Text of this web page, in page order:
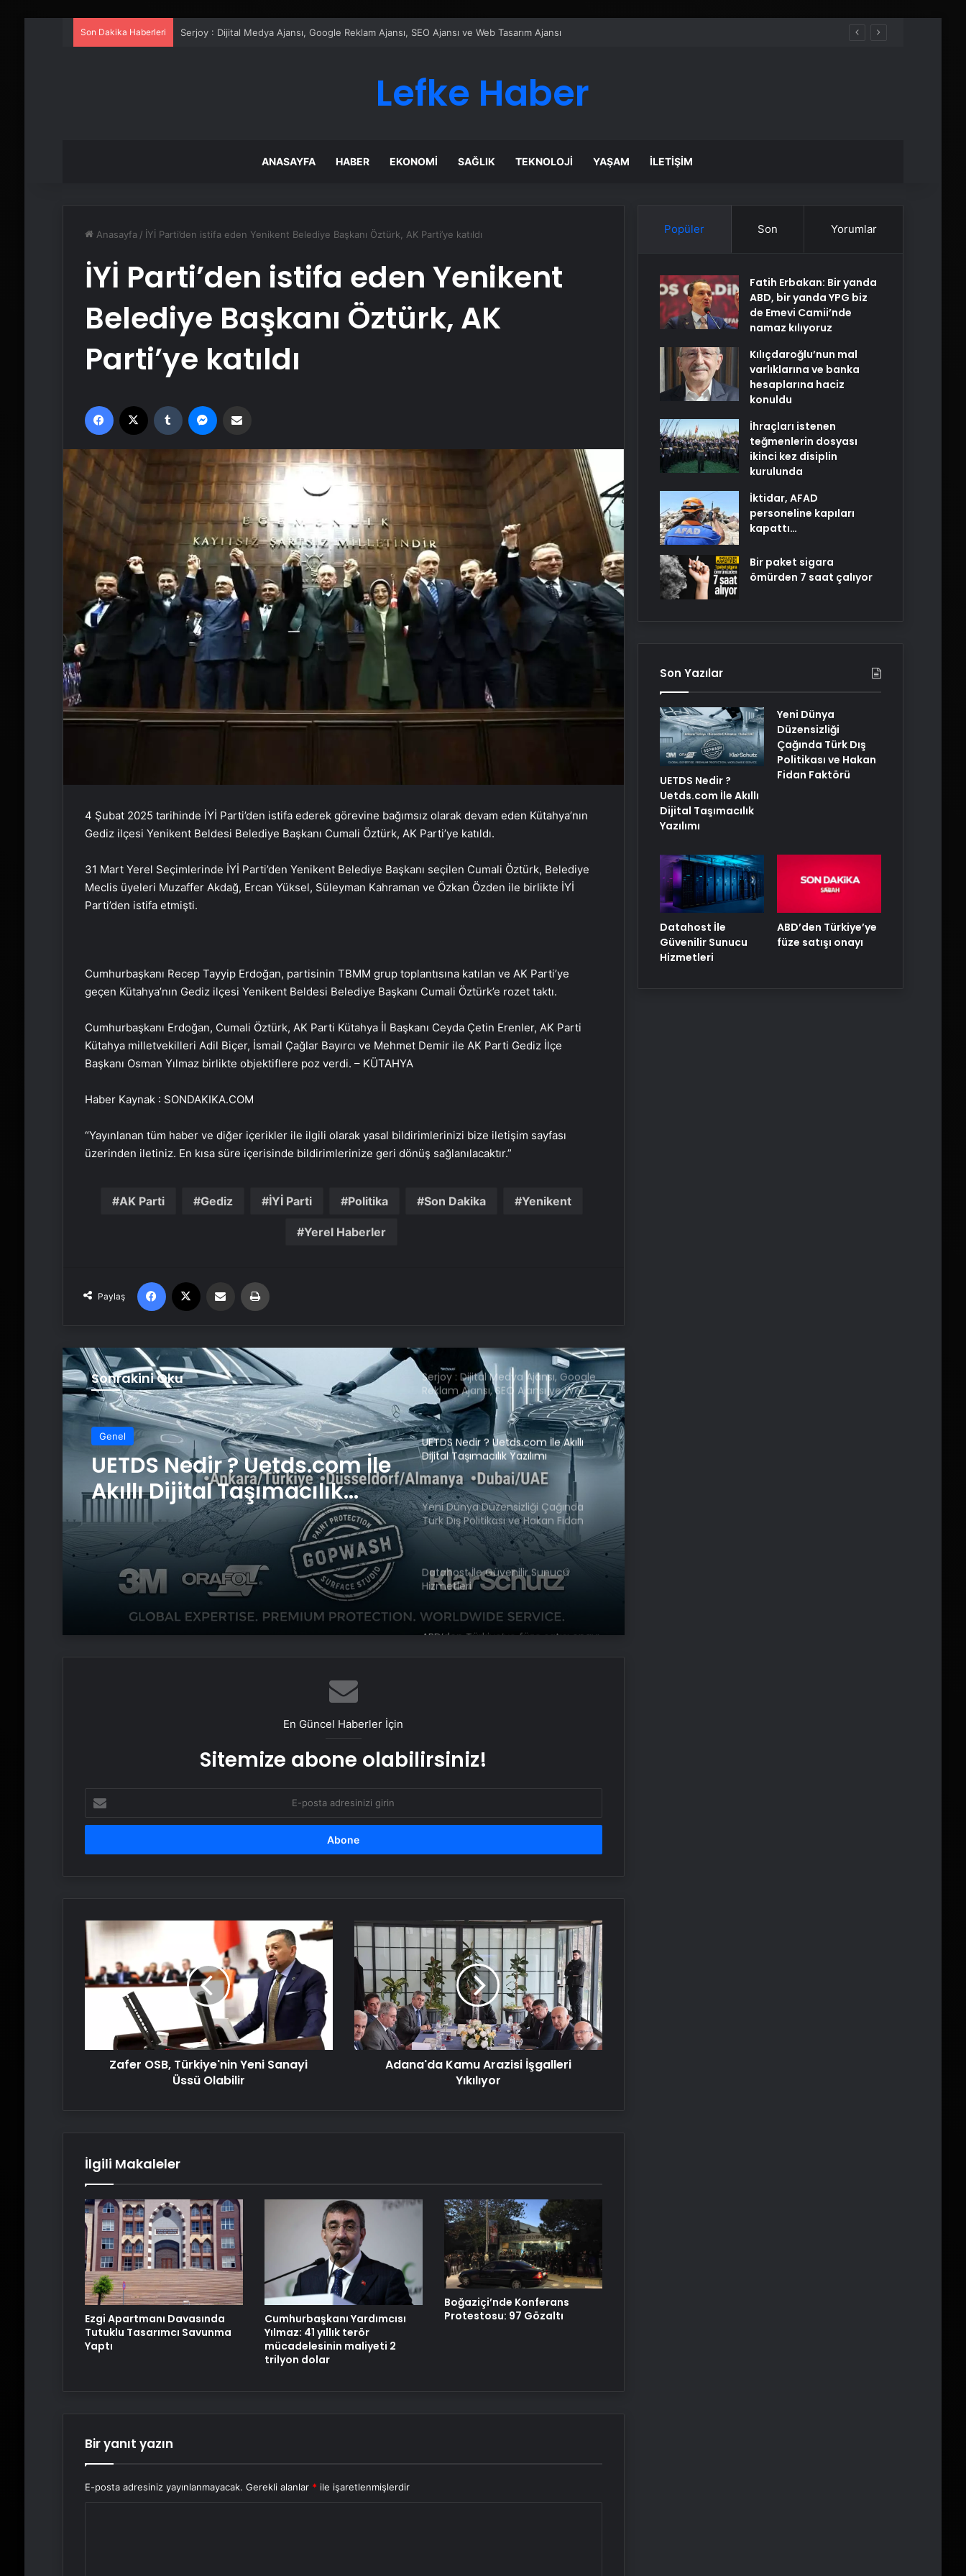
Son Dakika Haberleri UETDS Nedir ? Uetds.com İle Akıllı Dijital Taşımacılık Yazılımı
Lefke Haber
ANASAYFA HABER EKONOMI SAĞLIK TEKNOLOJI YAŞAM İLETIŞIM
Anasayfa / İYİ Parti’den istifa eden Yenikent Belediye Başkanı Öztürk, AK Parti’ye katıldı
İYİ Parti’den istifa eden Yenikent
Belediye Başkanı Öztürk, AK
Parti’ye katıldı
Facebook Tumblr
4 Şubat 2025 tarihinde İYİ Parti’den istifa ederek görevine bağımsız olarak devam eden Kütahya’nın
Gediz ilçesi Yenikent Beldesi Belediye Başkanı Cumali Öztürk, AK Parti’ye katıldı.
31 Mart Yerel Seçimlerinde İYİ Parti’den Yenikent Belediye Başkanı seçilen Cumali Öztürk, Belediye
Meclis üyeleri Muzaffer Akdağ, Ercan Yüksel, Süleyman Kahraman ve Özkan Özden ile birlikte İYİ
Parti’den istifa etmişti.
Cumhurbaşkanı Recep Tayyip Erdoğan, partisinin TBMM grup toplantısına katılan ve AK Parti’ye
geçen Kütahya’nın Gediz ilçesi Yenikent Beldesi Belediye Başkanı Cumali Öztürk’e rozet taktı.
Cumhurbaşkanı Erdoğan, Cumali Öztürk, AK Parti Kütahya İl Başkanı Ceyda Çetin Erenler, AK Parti
Kütahya milletvekilleri Adil Biçer, İsmail Çağlar Bayırcı ve Mehmet Demir ile AK Parti Gediz İlçe
Başkanı Osman Yılmaz birlikte objektiflere poz verdi. – KÜTAHYA
Haber Kaynak : SONDAKIKA.COM
“Yayınlanan tüm haber ve diğer içerikler ile ilgili olarak yasal bildirimlerinizi bize iletişim sayfası
üzerinden iletiniz. En kısa süre içerisinde bildirimlerinize geri dönüş sağlanılacaktır.”
AK Parti Gediz İYİ Parti Politika Son Dakika Yenikent
Yerel Haberler
Paylaş
Facebook Email'den paylaş
Sonrakini Oku
Genel
UETDS Nedir ? Uetds.com İle
Akıllı Dijital Taşımacılık
Yazılımı
Bayraktar TB3 SİHA’lardan
görüşmelerde ev sahibi olacak
Erdoğan NATO içinde inanılmaz bir
lider ve saygı duyulan bir isim
Serjoy : Dijital Medya Ajansı, Google
Reklam Ajansı, SEO Ajansı ve Web
Tasarım Ajansı
UETDS Nedir ? Uetds.com İle Akıllı
Dijital Taşımacılık Yazılımı
Yeni Dünya Düzensizliği Çağında
Türk Dış Politikası ve Hakan Fidan
Faktörü
Datahost İle Güvenilir Sunucu
Hizmetleri
ABD’den Türkiye’ye füze satışı onayı
İstanbul’da kritik toplantı… Nükleer
görüşmelerde ev sahibi olacak
Samsun’da ‘Adalet Zinciri’ Etkinliği
Düzenlendi
Serjoy : Dijital Medya Ajansı, Google
Reklam Ajansı, SEO Ajansı ve Web
Tasarım Ajansı
UETDS Nedir ? Uetds.com İle Akıllı
Datahost İle Güvenilir Sunucu
Hizmetleri
ABD’den Türkiye’ye füze satışı onayı
En Güncel Haberler İçin
Sitemize abone olabilirsiniz!
posta
adresinizi
Zafer
OSB,
Türkiye'nin
Yeni
Sanayi
Zafer OSB, Türkiye'nin Yeni Sanayi
Üssü Olabilir
Adana'da
Kamu
Arazisi
İşgalleri
Yıkılıyor
Adana'da Kamu Arazisi İşgalleri
Yıkılıyor
İlgili Makaleler
Ezgi Apartmanı Davasında
Tutuklu Tasarımcı Savunma
Yaptı
Cumhurbaşkanı Yardımcısı
Yılmaz: 41 yıllık terör
mücadelesinin maliyeti 2
trilyon dolar
Boğaziçi’nde Konferans
Protestosu: 97 Gözaltı
Bir yanıt yazın
E-posta adresiniz yayınlanmayacak. Gerekli alanlar * ile işaretlenmişlerdir
Popüler Son Yorumlar
Fatih Erbakan: Bir yanda
ABD, bir yanda YPG biz
de Emevi Camii’nde
namaz kılıyoruz
Kılıçdaroğlu’nun mal
varlıklarına ve banka
hesaplarına haciz
konuldu
İhraçları istenen
teğmenlerin dosyası
ikinci kez disiplin
kurulunda
İktidar, AFAD
personeline kapıları
kapattı…
Bir paket sigara
ömürden 7 saat çalıyor
Son Yazılar
UETDS Nedir ?
Uetds.com İle Akıllı
Dijital Taşımacılık
Yazılımı
Yeni Dünya
Düzensizliği
Çağında Türk Dış
Politikası ve Hakan
Fidan Faktörü
Datahost İle
Güvenilir Sunucu
Hizmetleri
ABD’den Türkiye’ye
füze satışı onayı